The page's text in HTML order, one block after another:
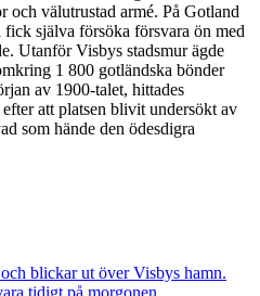
och välutrustad armé. På Gotland
fick själva försöka försvara ön med
Utanför Visbys stadsmur ägde
1 800 gotländska bönder
av 1900-talet, hittades
att platsen blivit undersökt av
som hände den ödesdigra